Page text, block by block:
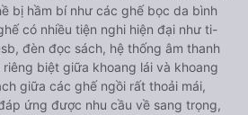
bị hầm bí như các ghế bọc da bình
có nhiều tiện nghi hiện đại như ti-
đèn đọc sách, hệ thống âm thanh
biệt giữa khoang lái và khoang
giữa các ghế ngồi rất thoải mái,
ứng được nhu cầu về sang trọng,